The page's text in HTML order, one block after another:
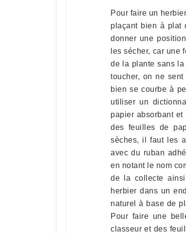
Pour faire un
plaçant bien à plat
donner une
les sécher, car
de la plante sans la
toucher, on ne
bien se courbe à
utiliser un
papier absorbant
des feuilles de
sèches, il faut les
avec du ruban
en notant le nom
de la collecte
herbier dans un
naturel à base de
Pour faire une
classeur et des